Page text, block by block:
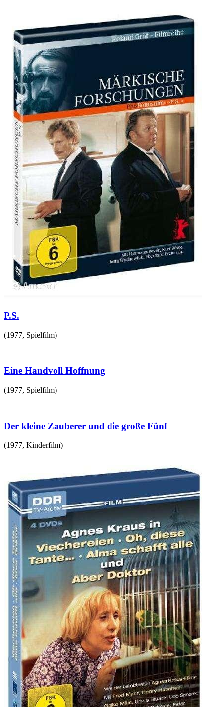
P.S.
(1977, Spielfilm)
Eine Handvoll Hoffnung
(1977, Spielfilm)
Der kleine Zauberer und die große Fünf
(1977, Kinderfilm)